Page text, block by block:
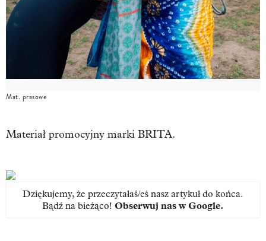
Mat. prasowe
Materiał promocyjny marki BRITA.
Dziękujemy, że przeczytałaś/eś nasz artykuł do końca.
Bądź na bieżąco! Obserwuj nas w Google.